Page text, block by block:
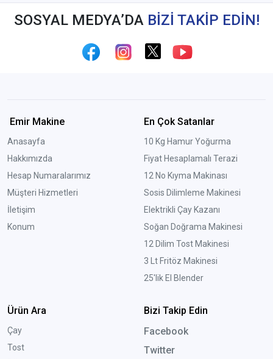
SOSYAL MEDYA’DA BİZİ TAKİP EDİN!
Emir Makine
Anasayfa
Hakkımızda
Hesap Numaralarımız
Müşteri Hizmetleri
İletişim
Konum
En Çok Satanlar
10 Kg Hamur Yoğurma
Fiyat Hesaplamalı Terazi
12 No Kıyma Makinası
Sosis Dilimleme Makinesi
Elektrikli Çay Kazanı
Soğan Doğrama Makinesi
12 Dilim Tost Makinesi
3 Lt Fritöz Makinesi
25'lik El Blender
Ürün Ara
Çay
Tost
Bizi Takip Edin
Facebook
Twitter